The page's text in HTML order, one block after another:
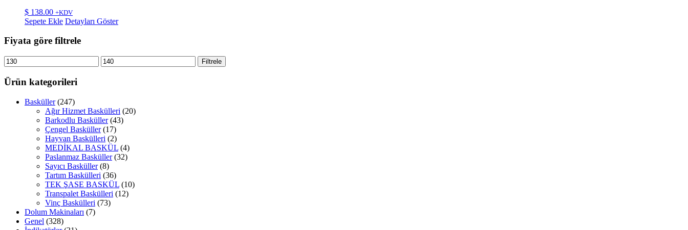
$ 138.00 +KDV
Sepete Ekle Detayları Göster
Fiyata göre filtrele
En
düşük
fiyat
En
yüksek
Filtrele
Ürün kategorileri
Basküller (247)
Ağır Hizmet Baskülleri (20)
Barkodlu Basküller (43)
Çengel Basküller (17)
Hayvan Baskülleri (2)
MEDİKAL BASKÜL (4)
Paslanmaz Basküller (32)
Sayıcı Basküller (8)
Tartım Baskülleri (36)
TEK ŞASE BASKÜL (10)
Transpalet Baskülleri (12)
Vinç Baskülleri (73)
Dolum Makinaları (7)
Genel (328)